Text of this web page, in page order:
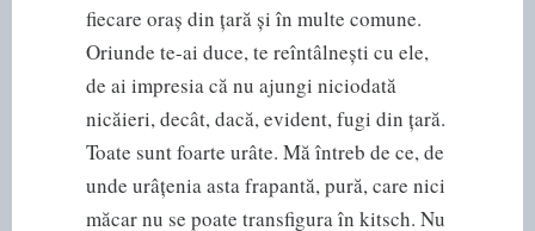
fiecare oraș din țară și în multe comune.
Oriunde te-ai duce, te reîntâlnești cu ele,
de ai impresia că nu ajungi niciodată
nicăieri, decât, dacă, evident, fugi din țară.
Toate sunt foarte urâte. Mă întreb de ce, de
unde urâțenia asta frapantă, pură, care nici
măcar nu se poate transfigura în kitsch. Nu